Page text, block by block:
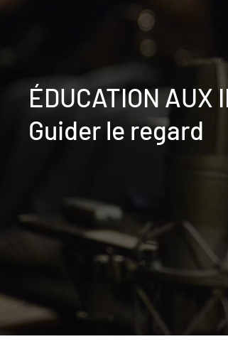
ÉDUCATION AUX
Guider le regard